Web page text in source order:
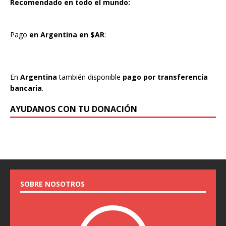
Recomendado en todo el mundo:
Pago en Argentina en $AR:
En Argentina también disponible pago por transferencia
bancaria.
AYUDANOS CON TU DONACIÓN
SOBRE NOSOTROS